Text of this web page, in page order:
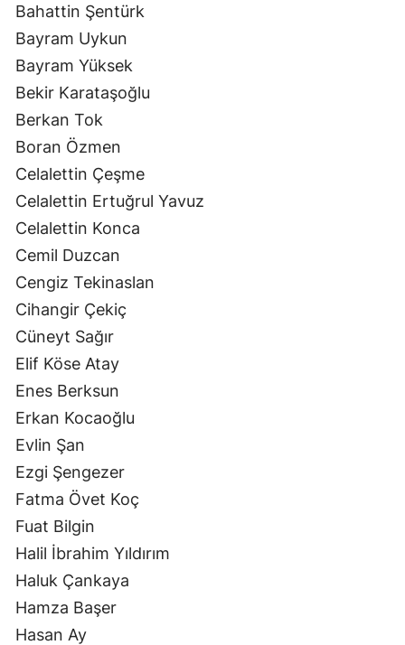
Bahattin Şentürk
Bayram Uykun
Bayram Yüksek
Bekir Karataşoğlu
Berkan Tok
Boran Özmen
Celalettin Çeşme
Celalettin Ertuğrul Yavuz
Celalettin Konca
Cemil Duzcan
Cengiz Tekinaslan
Cihangir Çekiç
Cüneyt Sağır
Elif Köse Atay
Enes Berksun
Erkan Kocaoğlu
Evlin Şan
Ezgi Şengezer
Fatma Övet Koç
Fuat Bilgin
Halil İbrahim Yıldırım
Haluk Çankaya
Hamza Başer
Hasan Ay